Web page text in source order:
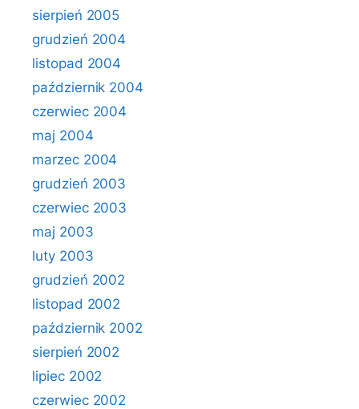
sierpień 2005
grudzień 2004
listopad 2004
październik 2004
czerwiec 2004
maj 2004
marzec 2004
grudzień 2003
czerwiec 2003
maj 2003
luty 2003
grudzień 2002
listopad 2002
październik 2002
sierpień 2002
lipiec 2002
czerwiec 2002